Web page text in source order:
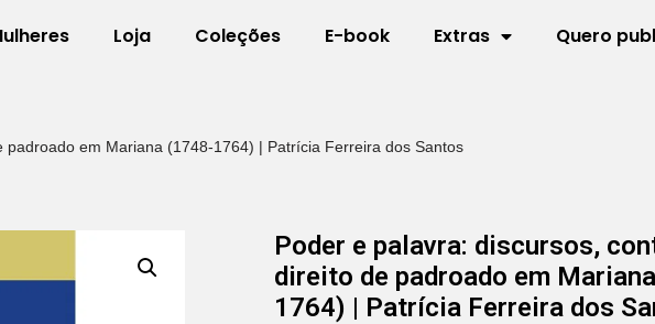
Loja Coleções E-book Extras Quero
em Mariana (1748-1764) | Patrícia Ferreira dos Santos
Poder e palavra: discursos,
direito de padroado em
1764) | Patrícia Ferreira dos